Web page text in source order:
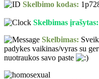
Skelbimo kodas:
Skelbimas įrašytas:
Skelbimas:
padykes vaikinas/vyras su
nuotraukos savo paste